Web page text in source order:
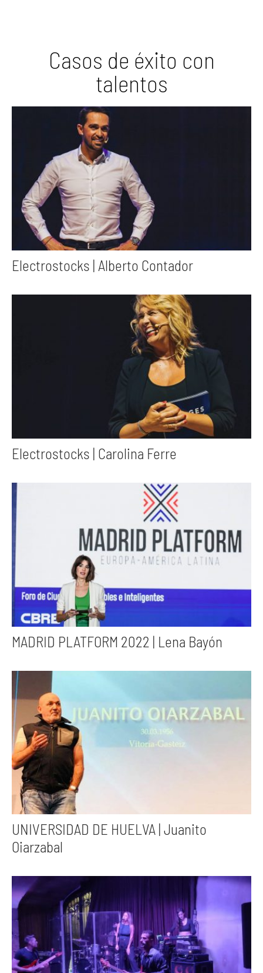
Casos de éxito con
talentos
Electrostocks | Alberto Contador
Electrostocks | Carolina Ferre
MADRID PLATFORM 2022 | Lena Bayón
UNIVERSIDAD DE HUELVA | Juanito
Oiarzabal